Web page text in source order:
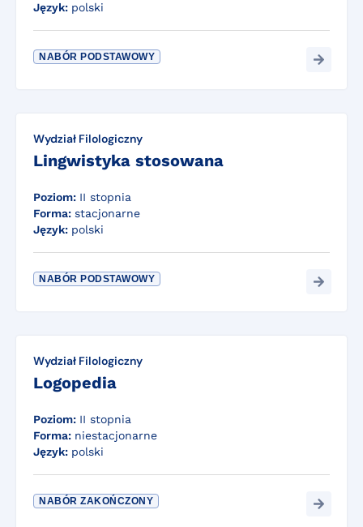
Język: polski
NABÓR PODSTAWOWY
Wydział Filologiczny
Lingwistyka stosowana
Poziom: II stopnia
Forma: stacjonarne
Język: polski
NABÓR PODSTAWOWY
Wydział Filologiczny
Logopedia
Poziom: II stopnia
Forma: niestacjonarne
Język: polski
NABÓR ZAKOŃCZONY